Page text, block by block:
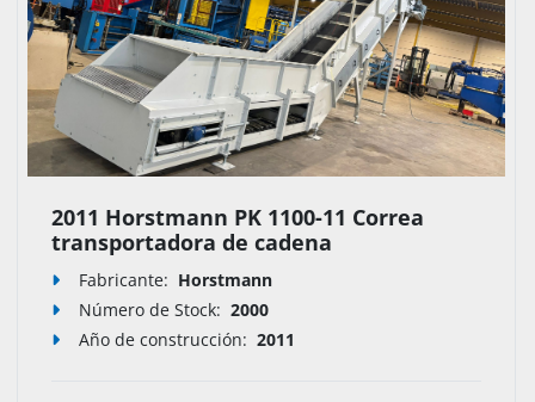
2011 Horstmann PK 1100-11 Correa
transportadora de cadena
Fabricante: Horstmann
Número de Stock: 2000
Año de construcción: 2011